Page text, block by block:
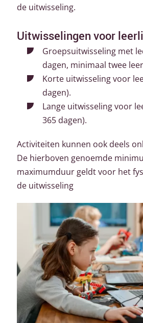
de uitwisseling.
Uitwisselingen voor
Groepsuitwisseling met
dagen, minimaal twee
Korte uitwisseling voor
dagen).
Lange uitwisseling voor
365 dagen).
Activiteiten kunnen ook deels
De hierboven genoemde
maximumduur geldt voor het
de uitwisseling